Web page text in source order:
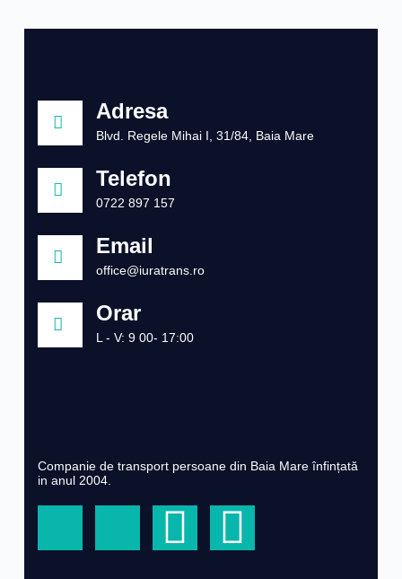
Adresa
Blvd. Regele Mihai I, 31/84, Baia Mare
Telefon
0722 897 157
Email
office@iuratrans.ro
Orar
L - V: 9 00- 17:00
Companie de transport persoane din Baia Mare înfințată
in anul 2004.